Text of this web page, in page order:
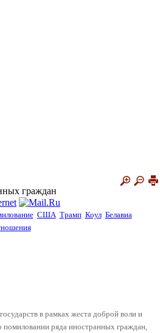
граждан
США Трамп Коул Белавиа
в рамках жеста доброй воли и
ряда иностранных граждан,